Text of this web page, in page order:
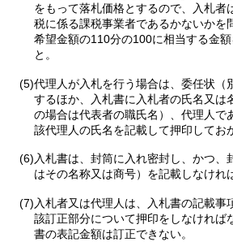
をもって落札価格とするので、入札者
税に係る課税事業者であるかないかを
希望金額の110分の100に相当する金
と。
(5)代理人が入札を行う場合は、委任状（
するほか、入札書に入札者の氏名又は
の場合は代表者の職氏名）、代理人で
該代理人の氏名を記載して押印してお
(6)入札書は、封筒に入れ密封し、かつ、
はその名称又は商号）を記載しなけれ
(7)入札者又は代理人は、入札書の記載事
該訂正部分について押印をしなければ
書の表記金額は訂正できない。